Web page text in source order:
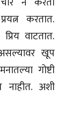
करतात.
वाटतात.
खूप
गोष्टी
नाहीत. अशी